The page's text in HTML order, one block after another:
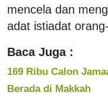
mencela dan
adat istiadat
Baca Juga :
169 Ribu Calon
Berada di Makkah